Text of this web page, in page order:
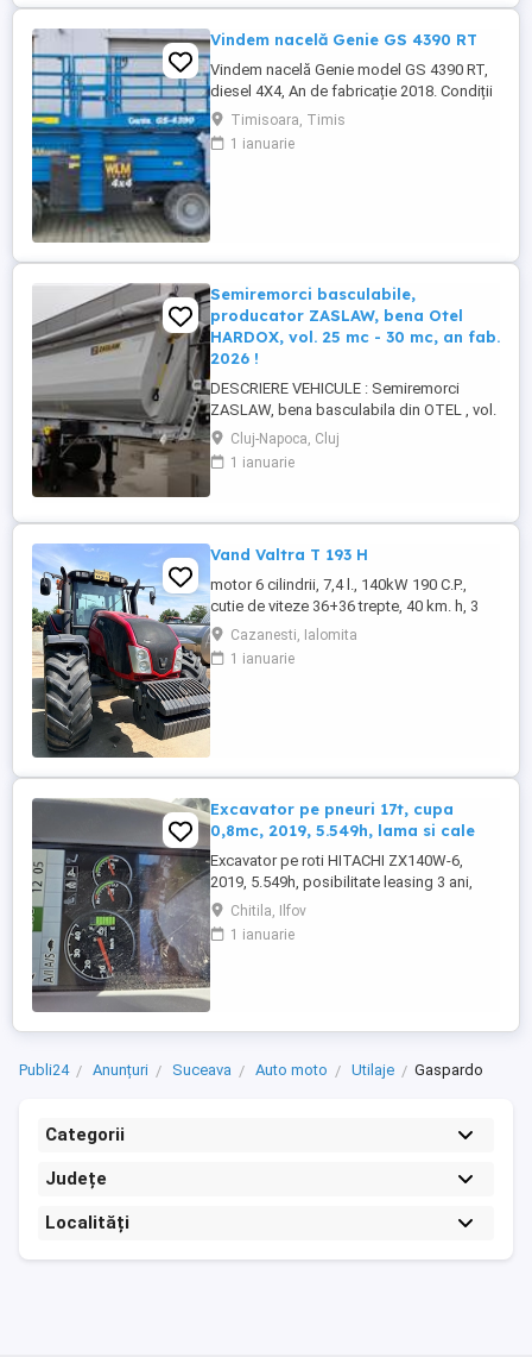
Vindem nacelă Genie GS 4390 RT
Vindem nacelă Genie model GS 4390 RT,
diesel 4X4, An de fabricație 2018. Condiții
foarte bune de funcționare. Garanție 12
luni. Pret 26000 euro + TVA
Timisoara, Timis
1 ianuarie
Semiremorci basculabile,
producator ZASLAW, bena Otel
HARDOX, vol. 25 mc - 30 mc, an fab.
2026 !
DESCRIERE VEHICULE : Semiremorci
ZASLAW, bena basculabila din OTEL , vol.
24 mc - 30 mc, (stoc nou 2026 sau in
fabricatie ZASLAW) . DETALII: -
Semiremorci basculabile pe 3 axe, bena
Cluj-Napoca, Cluj
1 ianuarie
Vand Valtra T 193 H
motor 6 cilindrii, 7,4 l., 140kW 190 C.P.,
cutie de viteze 36+36 trepte, 40 km. h, 3
prize hidraulice, 650 65 r 42 spate, 540 65 r
30, 6.240 ore, an 2013, TVA inclus în preț.
Cazanesti, Ialomita
1 ianuarie
Excavator pe pneuri 17t, cupa
0,8mc, 2019, 5.549h, lama si cale
Excavator pe roti HITACHI ZX140W-6,
2019, 5.549h, posibilitate leasing 3 ani,
STARE FOARTE BUNA. Se poate vedea si
proba in Chitila , sos de Centura Bucuresti
la UTIROM INVEST SRL
Chitila, Ilfov
1 ianuarie
Publi24 Anunțuri Suceava Auto moto Utilaje Gaspardo
Categorii
Județe
Localități